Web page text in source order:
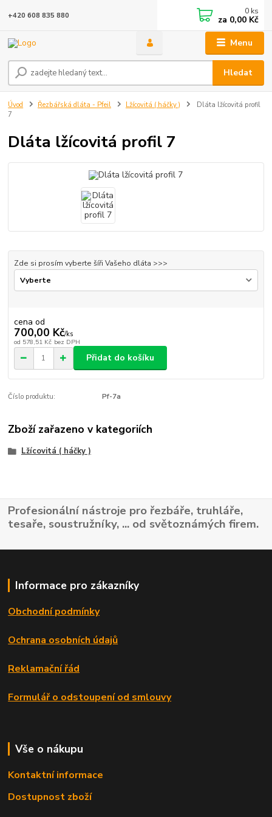
Menu
Hledat
+420 608 835 880 0 ks
za 0,00 Kč
Úvod Řezbářská dláta - Pfeil Lžícovitá ( háčky )
Dláta lžícovitá profil
7
Dláta lžícovitá profil 7
Zde si prosím vyberte šíři Vašeho dláta >>>
cena od
700,00 Kč/ks
od 578,51 Kč bez DPH
Přidat do košíku
Číslo produktu: Pf-7a
Zboží zařazeno v kategoriích
Lžícovitá ( háčky )
Profesionální nástroje pro řezbáře, truhláře,
tesaře, soustružníky, ... od světoznámých firem.
Informace pro zákazníky
Obchodní podmínky
Ochrana osobních údajů
Reklamační řád
Formulář o odstoupení od smlouvy
Vše o nákupu
Kontaktní informace
Dostupnost zboží